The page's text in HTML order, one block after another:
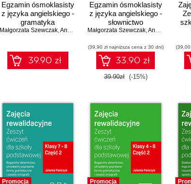
Egzamin ósmoklasisty
z języka angielskiego -
gramatyka
Małgorzata Szewczak,Anna Wiśniewska
39.90 zł
Egzamin ósmoklasisty
z języka angielskiego -
słownictwo
Małgorzata Szewczak,Anna Wiśniewska
(39,90 zł najniższa cena z 30 dni)
33.90 zł
39.90zł (-15%)
(39,00
Promocja Promocja